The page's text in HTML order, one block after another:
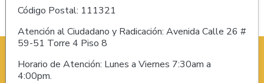
Código Postal: 111321
Atención al Ciudadano y Radicación: Avenida Calle 26 #
59-51 Torre 4 Piso 8
Horario de Atención: Lunes a Viernes 7:30am a
4:00pm.